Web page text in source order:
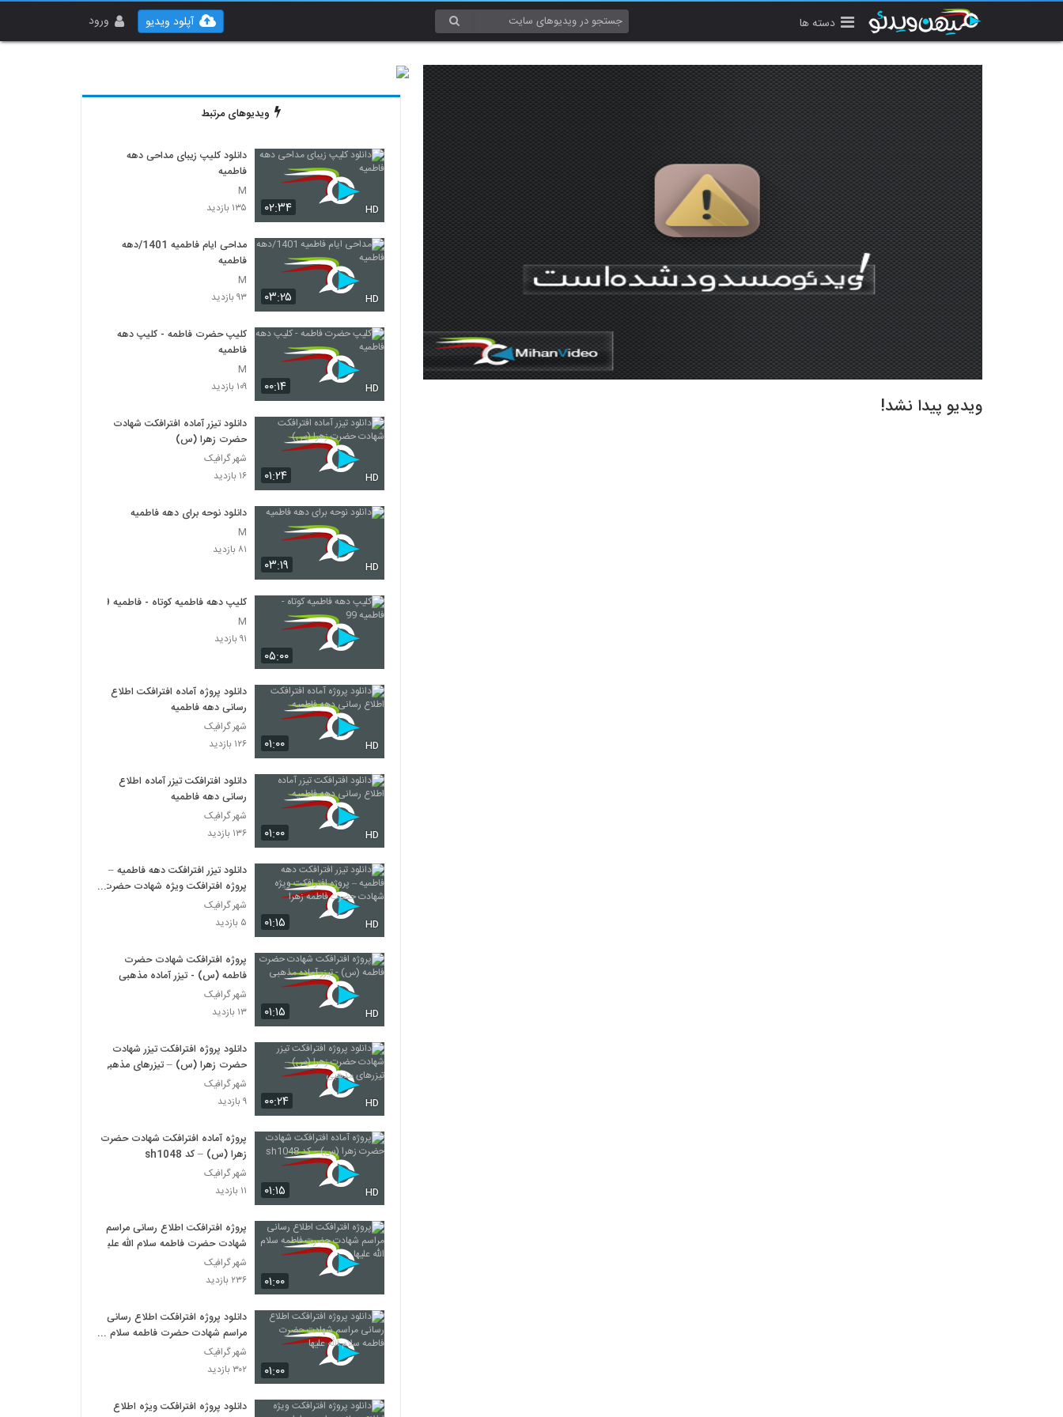
دسته ها ورود آپلود ویدیو
ویدیو پیدا نشد!
ویدیوهای مرتبط
۰۲:۳۴ HD
دانلود کلیپ زیبای مداحی دهه
فاطمیه
M
۱۳۵ بازدید
۰۳:۲۵ HD
مداحی ایام فاطمیه 1401/دهه
فاطمیه
M
۹۳ بازدید
۰۰:۱۴ HD
کلیپ حضرت فاطمه - کلیپ دهه
فاطمیه
M
۱۰۹ بازدید
۰۱:۲۴ HD
دانلود تیزر آماده افترافکت شهادت
حضرت زهرا (س)
شهر گرافیک
۱۶ بازدید
۰۳:۱۹ HD
دانلود نوحه برای دهه فاطمیه
M
۸۱ بازدید
۰۵:۰۰
کلیپ دهه فاطمیه کوتاه - فاطمیه 99
M
۹۱ بازدید
۰۱:۰۰ HD
دانلود پروژه آماده افترافکت اطلاع
رسانی دهه فاطمیه
شهر گرافیک
۱۲۶ بازدید
۰۱:۰۰ HD
دانلود افترافکت تیزر آماده اطلاع
رسانی دهه فاطمیه
شهر گرافیک
۱۳۶ بازدید
۰۱:۱۵ HD
دانلود تیزر افترافکت دهه فاطمیه –
پروژه افترافکت ویژه شهادت حضرت
فاطمه زهرا
شهر گرافیک
۵ بازدید
۰۱:۱۵ HD
پروژه افترافکت شهادت حضرت
فاطمه (س) - تیزر آماده مذهبی
شهر گرافیک
۱۳ بازدید
۰۰:۲۴ HD
دانلود پروژه افترافکت تیزر شهادت
حضرت زهرا (س) – تیزرهای مذهبی
شهر گرافیک
۹ بازدید
۰۱:۱۵ HD
پروژه آماده افترافکت شهادت حضرت
زهرا (س) – کد sh1048
شهر گرافیک
۱۱ بازدید
۰۱:۰۰
پروژه افترافکت اطلاع رسانی مراسم
شهادت حضرت فاطمه سلام الله علیها
شهر گرافیک
۲۳۶ بازدید
۰۱:۰۰
دانلود پروژه افترافکت اطلاع رسانی
مراسم شهادت حضرت فاطمه سلام
الله علیها
شهر گرافیک
۳۰۲ بازدید
دانلود پروژه افترافکت ویژه اطلاع